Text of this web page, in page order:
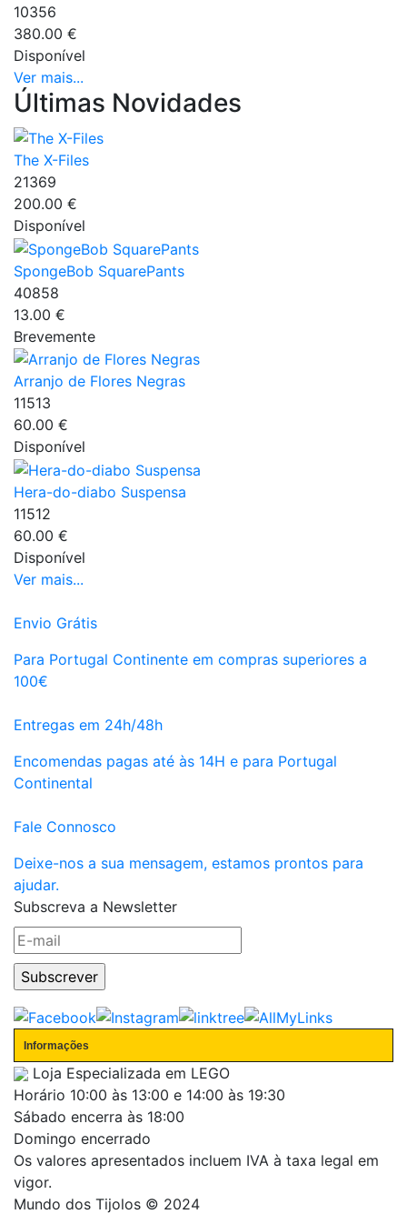
10356
380.00 €
Disponível
Ver mais...
Últimas Novidades
The X-Files
21369
200.00 €
Disponível
SpongeBob SquarePants
40858
13.00 €
Brevemente
Arranjo de Flores Negras
11513
60.00 €
Disponível
Hera-do-diabo Suspensa
11512
60.00 €
Disponível
Ver mais...
Envio Grátis
Para Portugal Continente em compras superiores a
100€
Entregas em 24h/48h
Encomendas pagas até às 14H e para Portugal
Continental
Fale Connosco
Deixe-nos a sua mensagem, estamos prontos para
ajudar.
Subscreva a Newsletter
Informações
Loja Especializada em LEGO
Horário 10:00 às 13:00 e 14:00 às 19:30
Sábado encerra às 18:00
Domingo encerrado
Os valores apresentados incluem IVA à taxa legal em
vigor.
Mundo dos Tijolos © 2024